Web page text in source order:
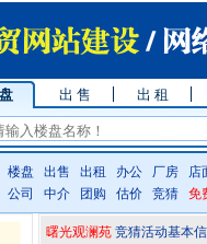
出 售 出 租
楼盘 出售 出租 办公 厂房
店
公司
中介 团购 估价 竞猜 免
曙光观澜苑 竞猜活动基本